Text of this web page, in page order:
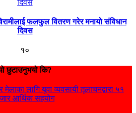
फलफुल वितरण गरेर मनायो संविधान
दिवस
१०
छुटाउनुभयो कि?